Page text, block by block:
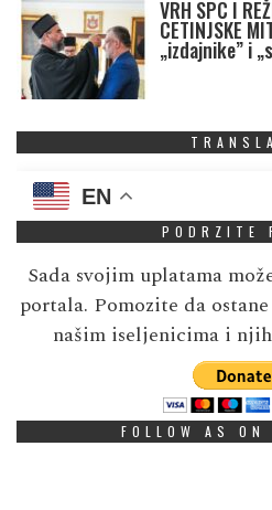
VRH SPC I
CETINJSKE
„izdajnike” i
EN
PODRZITE
Sada svojim uplatama
portala. Pomozite da
našim iseljenicima i
FOLLOW AS ON